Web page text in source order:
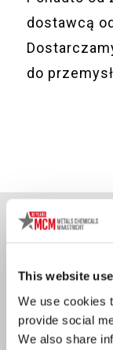
This website
We use cookies
provide social
We also share
dostawcą
do